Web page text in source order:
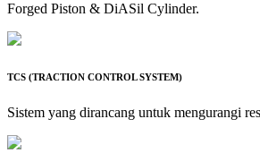
Forged Piston & DiASil Cylinder.
TCS (TRACTION CONTROL SYSTEM)
Sistem yang dirancang untuk mengurangi